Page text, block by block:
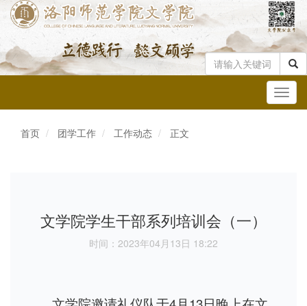
首页
团学工作 工作动态 正文
文学院学生干部系列培训会（一）
时间：2023年04月13日 18:22